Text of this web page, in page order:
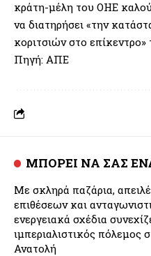
κράτη-μέλη του ΟΗΕ
να διατηρήσει «την
κοριτσιών στο
Πηγή: ΑΠΕ
ΜΠΟΡΕΙ ΝΑ ΣΑΣ
Με σκληρά παζάρια,
επιθέσεων και
ενεργειακά σχέδια
ιμπεριαλιστικός πόλεμος
Ανατολή